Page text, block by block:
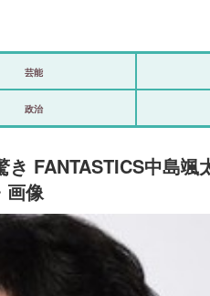
芸能
政治
FANTASTICS中島
画像